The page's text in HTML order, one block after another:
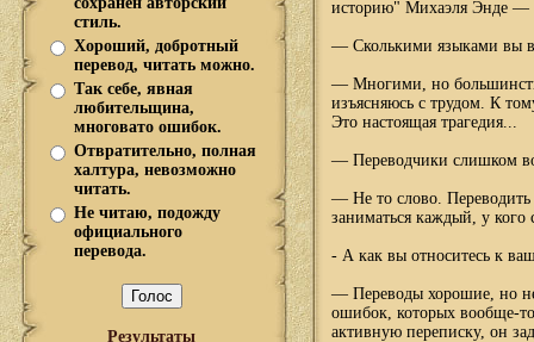
стиль.
Хороший, добротный
перевод, читать можно.
Так себе, явная
любительщина,
многовато ошибок.
Отвратительно, полная
халтура, невозможно
читать.
Не читаю, подожду
официального
перевода.
Результаты
историю" Михаэля Энде —
— Сколькими языками вы
— Многими, но
изъясняюсь с трудом. К
Это настоящая трагедия...
— Переводчики слишком
— Не то слово.
заниматься каждый, у кого
- А как вы относитесь к
— Переводы хорошие, но
ошибок, которых вообще-
активную переписку, он